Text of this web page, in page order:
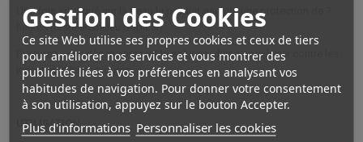
Gestion des Cookies
Ce site Web utilise ses propres cookies et ceux de tiers
pour améliorer nos services et vous montrer des
publicités liées à vos préférences en analysant vos
habitudes de navigation. Pour donner votre consentement
à son utilisation, appuyez sur le bouton Accepter.
Plus d'informations Personnaliser les cookies
Une fois appliqué sur la peau le produit garantit une protection de 7
heures (testé en milieu tropical).
Procurez-vous dès maintenant la solution ultime pour lutter contre les
insectes et leurs piqûres.
UTILISATION :